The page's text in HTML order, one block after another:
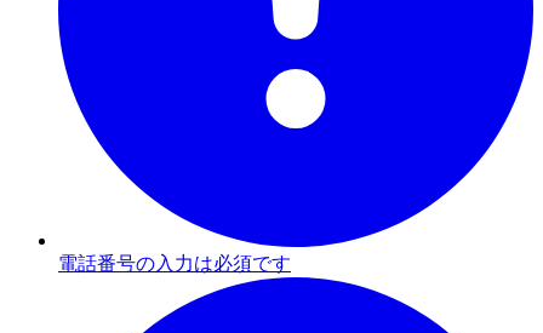
電話番号の入力は必須です